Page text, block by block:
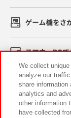
ゲーム機をさ
スマホ・PC
イベント・キ
We collect
analyze our
share information
analytics and
other information
have collected